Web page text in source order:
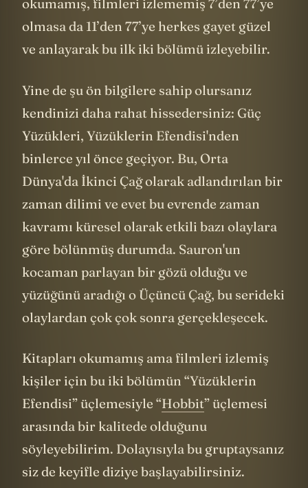
okumamış, filmleri izlememiş 7’den 77’ye
olmasa da 11’den 77’ye herkes gayet güzel
Yine de şu ön bilgilere sahip olursanız
kendinizi daha rahat hissedersiniz: Güç
Yüzükleri, Yüzüklerin Efendisi'nden
binlerce yıl önce geçiyor. Bu, Orta
Dünya'da İkinci Çağ olarak adlandırılan bir
zaman dilimi ve evet bu evrende zaman
kavramı küresel olarak etkili bazı olaylara
göre bölünmüş durumda. Sauron'un
kocaman parlayan bir gözü olduğu ve
yüzüğünü aradığı o Üçüncü Çağ, bu serideki
Kitapları okumamış ama filmleri izlemiş
kişiler için bu iki bölümün “Yüzüklerin
Efendisi” üçlemesiyle “Hobbit” üçlemesi
arasında bir kalitede olduğunu
söyleyebilirim. Dolayısıyla bu gruptaysanız